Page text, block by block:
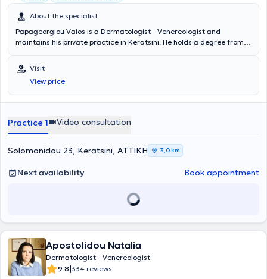
About the specialist
Papageorgiou Vaios is a Dermatologist - Venereologist and
maintains his private practice in Keratsini. He holds a degree from
Dermatology - Venereology at the Dermatology Clinics of the
Infectious Diseases Hospital and Evangelismos Hospital. The
physician served as a Dermatologist for 17 years at the Regional
Units of EOPYY in Neos Kosmos and Piraeus. It would be remiss not
Applications, and Dermatologic Surgery.
Visit
View price
Practice 1 Video consultation
Solomonidou 23, Keratsini, ΑΤΤΙΚΗ 3,0 km
Next availability Book appointment
Apostolidou Natalia
Dermatologist - Venereologist
9.8|334 reviews